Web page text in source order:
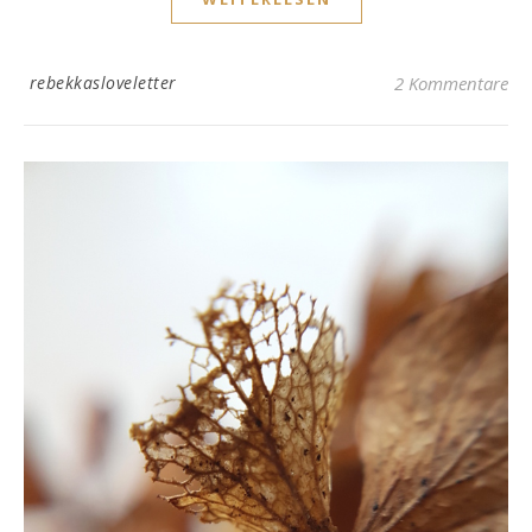
rebekkasloveletter 2 Kommentare